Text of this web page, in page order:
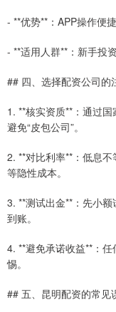
- **优势**：APP操作便
- **适用人群**：新手投
## 四、选择配资公司的
1. **核实资质**：通过
避免“皮包公司”。
2. **对比利率**：低息
等隐性成本。
3. **测试出金**：先小
到账。
4. **避免承诺收益**：
惕。
## 五、昆明配资的常见